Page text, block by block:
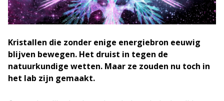
Kristallen die zonder enige energiebron eeuwig
blijven bewegen. Het druist in tegen de
natuurkundige wetten. Maar ze zouden nu toch in
het lab zijn gemaakt.